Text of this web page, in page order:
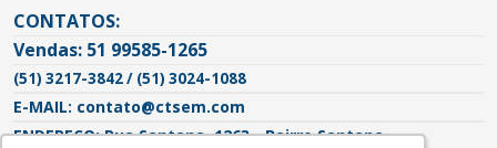
CONTATOS:
Vendas: 51 99585-1265
(51) 3217-3842 / (51) 3024-1088
E-MAIL: contato@ctsem.com
ENDEREÇO: Rua Santana, 1263 - Bairro Santana